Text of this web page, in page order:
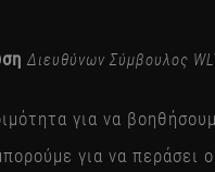
Διευθύνων Σύμβουλος
για να
για να περάσει